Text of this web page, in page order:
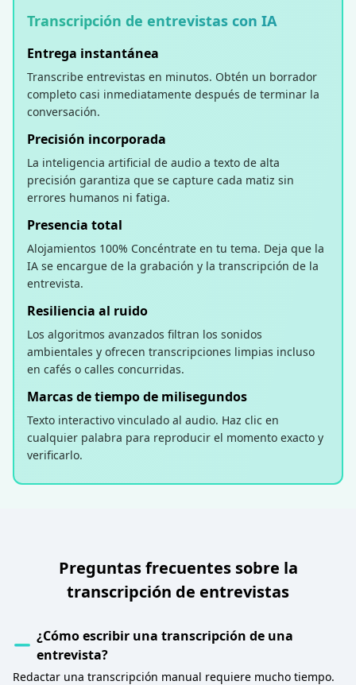
Transcripción de entrevistas con IA
Entrega instantánea
Transcribe entrevistas en minutos. Obtén un borrador
completo casi inmediatamente después de terminar la
conversación.
Precisión incorporada
La inteligencia artificial de audio a texto de alta
precisión garantiza que se capture cada matiz sin
errores humanos ni fatiga.
Presencia total
Alojamientos 100% Concéntrate en tu tema. Deja que la
IA se encargue de la grabación y la transcripción de la
entrevista.
Resiliencia al ruido
Los algoritmos avanzados filtran los sonidos
ambientales y ofrecen transcripciones limpias incluso
en cafés o calles concurridas.
Marcas de tiempo de milisegundos
Texto interactivo vinculado al audio. Haz clic en
cualquier palabra para reproducir el momento exacto y
verificarlo.
Preguntas frecuentes sobre la
transcripción de entrevistas
¿Cómo escribir una transcripción de una
entrevista?
Redactar una transcripción manual requiere mucho tiempo.